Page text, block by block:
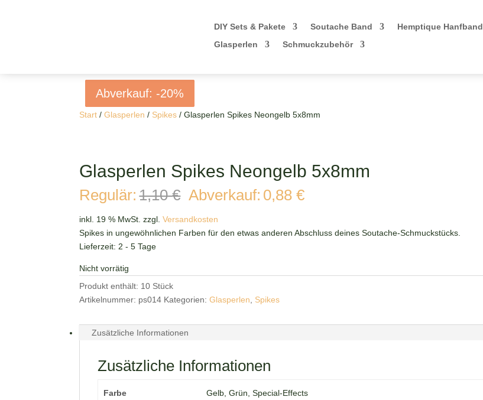
DIY Sets & Pakete Soutache Band Hemptique Hanfband
Glasperlen
Schmuckzubehör
Start /Glasperlen / Spikes / Glasperlen Spikes Neongelb 5x8mm
Abverkauf: -20%
Glasperlen Spikes Neongelb 5x8mm
Regulär: 1,10€ Ursprünglicher
war:
1,10 €
Abverkauf: 0,88€Aktueller
0,88 €.
inkl. 19 % MwSt. zzgl.Versandkosten
Spikes in ungewöhnlichen Farben für den etwas anderen Abschluss deines Soutache-Schmuckstücks.
Lieferzeit: 2 - 5 Tage
Nicht vorrätig
Produkt enthält: 10 Stück
Artikelnummer: ps014 Kategorien:Glasperlen Spikes
Zusätzliche Informationen
Zusätzliche Informationen
Farbe Gelb, Grün, Special-Effects
Abverkauf: -20%
Abverkauf: -20%
Abverkauf: -20%